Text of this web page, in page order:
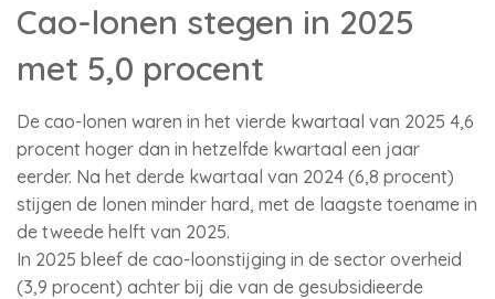
Cao-lonen stegen in 2025
met 5,0 procent
De cao-lonen waren in het vierde kwartaal van 2025 4,6
procent hoger dan in hetzelfde kwartaal een jaar
eerder. Na het derde kwartaal van 2024 (6,8 procent)
stijgen de lonen minder hard, met de laagste toename in
de tweede helft van 2025.
In 2025 bleef de cao-loonstijging in de sector overheid
(3,9 procent) achter bij die van de gesubsidieerde